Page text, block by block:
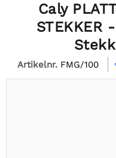
Caly
STEKKER
Artikelnr. FMG/100